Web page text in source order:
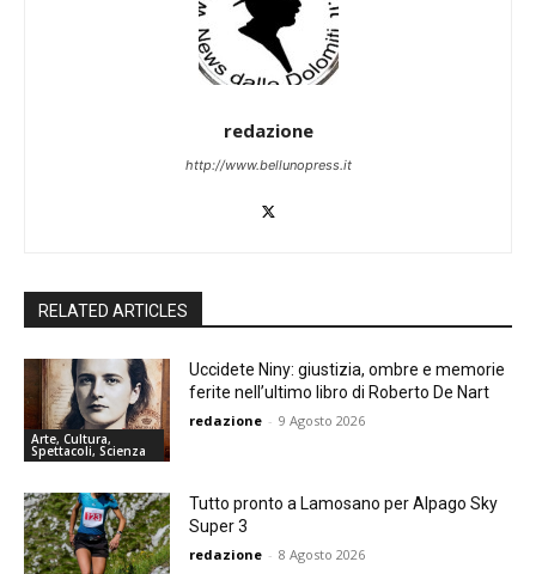
redazione
http://www.bellunopress.it
RELATED ARTICLES
Arte, Cultura,
Spettacoli, Scienza
Uccidete Niny: giustizia, ombre e memorie
ferite nell’ultimo libro di Roberto De Nart
redazione - 9 Agosto 2026
Tutto pronto a Lamosano per Alpago Sky
Super 3
redazione - 8 Agosto 2026